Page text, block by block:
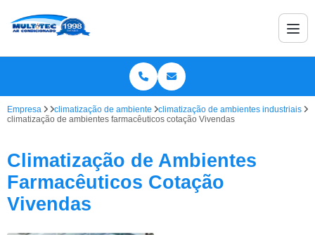
Empresa climatização de ambiente
climatização de ambientes industriais
climatização de ambientes farmacêuticos cotação Vivendas
Climatização de Ambientes
Farmacêuticos Cotação
Vivendas